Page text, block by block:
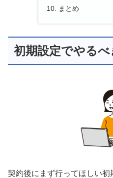
まとめ
初期設定でやるべ
契約後にまず行ってほしい初